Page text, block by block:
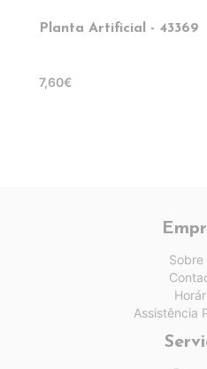
Planta Artificial - 43369
7,60€
Sobre
Assistência